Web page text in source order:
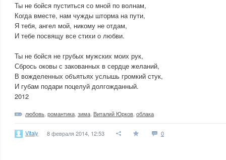
Ты не бойся пуститься со мной по волнам,
Когда вместе, нам чужды шторма на пути,
Я тебя, ангел мой, никому не отдам,
И тебе посвящу все стихи о любви.
Ты не бойся не грубых мужских моих рук,
Сбрось оковы с закованных в сердце желаний,
В вожделенных объятьях услышь громкий стук,
И губам подари поцелуй долгожданный.
2012
любовь романтика зима Виталий Юрков облака
Vitaly 8 февраля 2014, 12:53 0